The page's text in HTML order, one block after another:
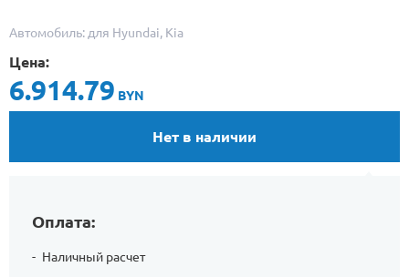
Автомобиль: для Hyundai, Kia
Цена:
6.914.79 BYN
Нет в наличии
Оплата:
Наличный расчет